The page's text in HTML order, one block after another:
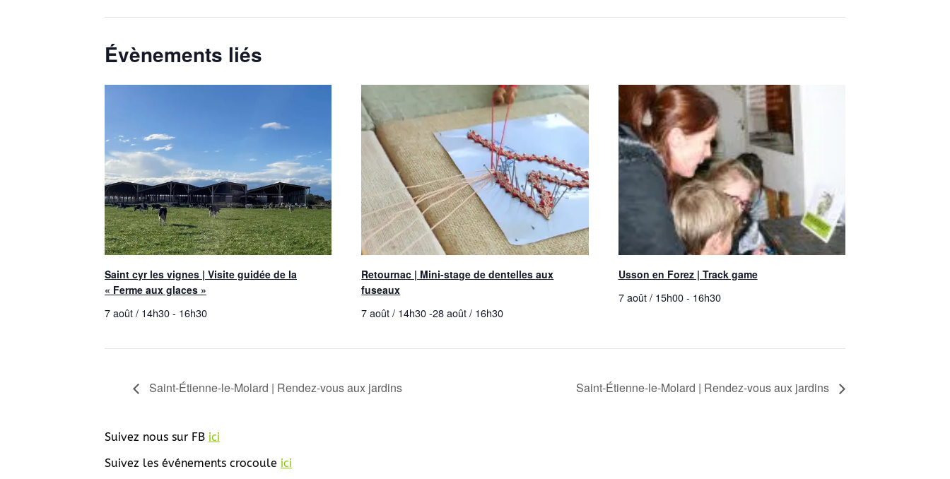
Évènements liés
Saint cyr les vignes | Visite guidée de la
« Ferme aux glaces »
7 août / 14h30- 16h30
Retournac | Mini-stage de dentelles aux
fuseaux
7 août / 14h30 -28 août / 16h30
Usson en Forez | Track game
7 août / 15h00 - 16h30
Saint-Étienne-le-Molard | Rendez-vous aux jardins Saint-Étienne-le-Molard | Rendez-vous aux jardins
Suivez nous sur FB ici
Suivez les événements crocoule ici